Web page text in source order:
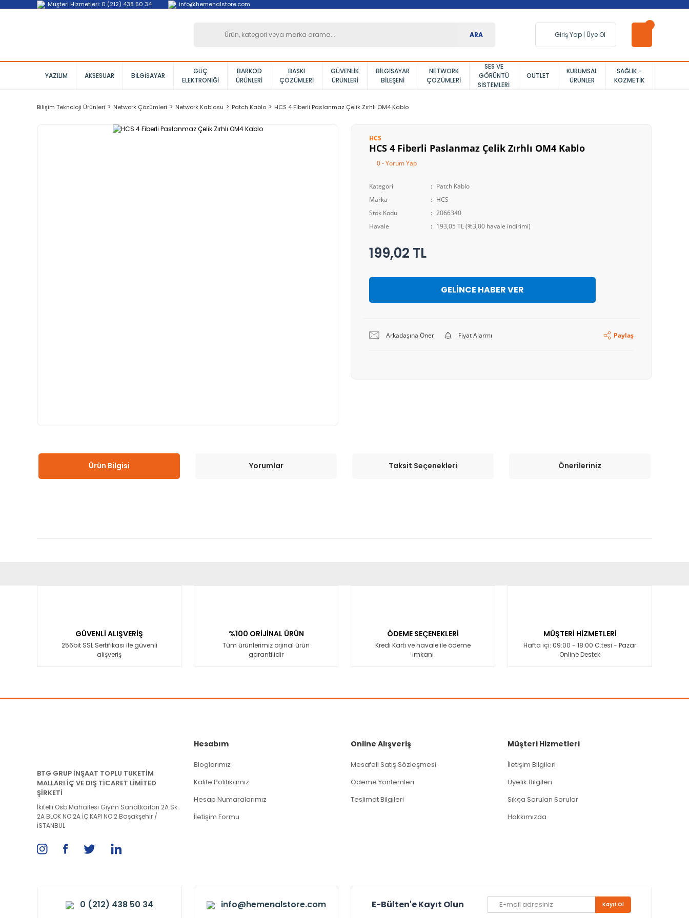
Müşteri Hizmetleri: 0 (212) 438 50 34 info@hemenalstore.com
ARA Giriş Yap | Üye Ol
YAZILIM AKSESUAR BILGISAYAR
GÜÇ
ELEKTRONIĞI
BARKOD
ÜRÜNLERI
BASKI
ÇÖZÜMLERI
GÜVENLIK
ÜRÜNLERI
BILGISAYAR
BILEŞENI
NETWORK
ÇÖZÜMLERI
SES VE
GÖRÜNTÜ
SISTEMLERI
OUTLET
KURUMSAL
ÜRÜNLER
SAĞLIK -
KOZMETIK
Bilişim Teknoloji Ürünleri Network Çözümleri Network Kablosu Patch Kablo HCS 4 Fiberli Paslanmaz Çelik Zırhlı OM4 Kablo
HCS
HCS 4 Fiberli Paslanmaz Çelik Zırhlı OM4 Kablo
0 - Yorum Yap
Kategori
Patch Kablo
Marka
HCS
Stok Kodu
2066340
Havale
193,05 TL (%3,00 havale indirimi)
199,02 TL
GELİNCE HABER VER
Arkadaşına Öner Fiyat Alarmı Paylaş
Ürün Bilgisi Yorumlar Taksit Seçenekleri Önerileriniz
Ürün bilgilerinde hatalar bulunuyor.
Ürün fiyatı diğer sitelerden daha pahalı.
GÜVENLİ ALIŞVERİŞ
256bit SSL Sertifikası ile güvenli
alışveriş
%100 ORİJİNAL ÜRÜN
Tüm ürünlerimiz orjinal ürün
garantilidir
ÖDEME SEÇENEKLERİ
Kredi Kartı ve havale ile ödeme
imkanı
MÜŞTERİ HİZMETLERİ
Hafta içi: 09:00 - 18:00 C.tesi - Pazar
Online Destek
BTG GRUP İNŞAAT TOPLU TUKETİM
MALLARI İÇ VE DIŞ TİCARET LİMİTED
ŞİRKETİ
İkitelli Osb Mahallesi Giyim Sanatkarları 2A Sk.
2A BLOK NO:2A İÇ KAPI NO:2 Başakşehir /
İSTANBUL
Hesabım
Bloglarımız
Kalite Politikamız
Hesap Numaralarımız
İletişim Formu
Online Alışveriş
Mesafeli Satış Sözleşmesi
Ödeme Yöntemleri
Teslimat Bilgileri
Müşteri Hizmetleri
İletişim Bilgileri
Üyelik Bilgileri
Sıkça Sorulan Sorular
Hakkımızda
0 (212) 438 50 34 info@hemenalstore.com E-Bülten'e Kayıt Olun Kayıt Ol